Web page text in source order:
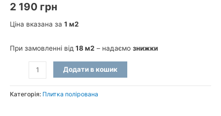
2 190 грн
Ціна вказана за 1 м2
При замовленні від 18 м2 – надаємо знижки
полірована
з
Додати в кошик
Категорія: Плитка полірована